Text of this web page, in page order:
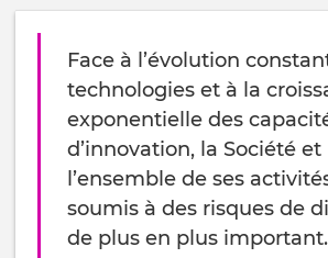
Face à l’évolution
technologies et à la
exponentielle des
d’innovation, la Société et
l’ensemble de ses
soumis à des risques de
de plus en plus important.